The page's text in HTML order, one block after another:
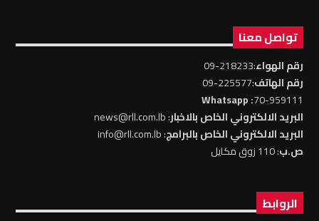
تواصل معنا
رقم الهواء:218233-09
رقم الهاتف:225577-09
70-959111
: Whatsapp
البريد الالكتروني الخاص بالاخبار: news@rll.com.lb
البريد الالكتروني الخاص بالبرامج: info@rll.com.lb
ص.ب: 110 زوق مكايل
الروابط